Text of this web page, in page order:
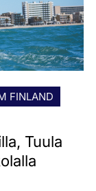
FINLAND
Tuula